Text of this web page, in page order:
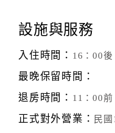
設施與服務
入住時間： 16：00後
最晚保留時間：
退房時間： 11：00前
正式對外營業： 民